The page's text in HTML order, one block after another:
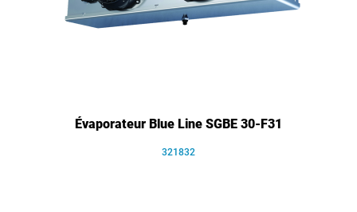
Évaporateur Blue Line SGBE 30-F31
321832